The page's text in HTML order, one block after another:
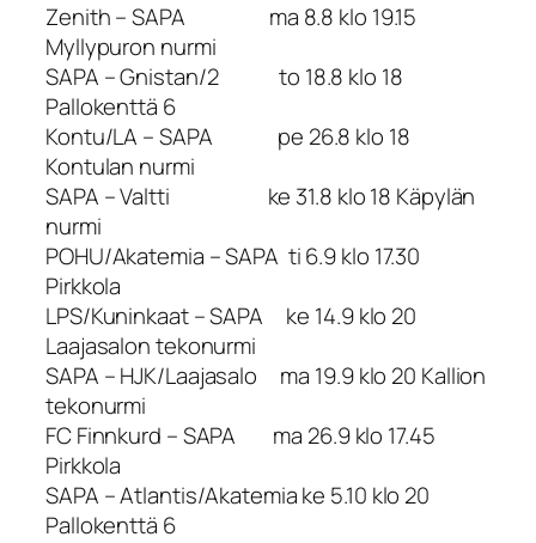
Zenith – SAPA ma 8.8 klo 19.15
Myllypuron nurmi
SAPA – Gnistan/2 to 18.8 klo 18
Pallokenttä 6
Kontu/LA – SAPA pe 26.8 klo 18
Kontulan nurmi
SAPA – Valtti ke 31.8 klo 18 Käpylän
nurmi
POHU/Akatemia – SAPA ti 6.9 klo 17.30
Pirkkola
LPS/Kuninkaat – SAPA ke 14.9 klo 20
Laajasalon tekonurmi
SAPA – HJK/Laajasalo ma 19.9 klo 20 Kallion
tekonurmi
FC Finnkurd – SAPA ma 26.9 klo 17.45
Pirkkola
SAPA – Atlantis/Akatemia ke 5.10 klo 20
Pallokenttä 6